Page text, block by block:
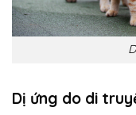
Dị ứng do di